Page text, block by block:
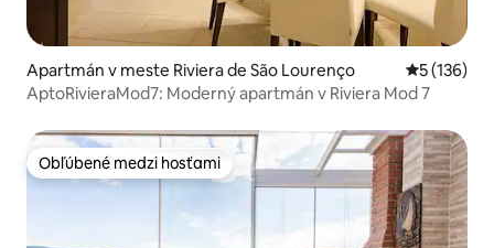
Apartmán v meste Riviera de São Lourenço Priemerné
5 (136)
AptoRivieraMod7: Moderný apartmán v Riviera Mod 7
Obľúbené medzi hosťami
Obľúbené medzi hosťami